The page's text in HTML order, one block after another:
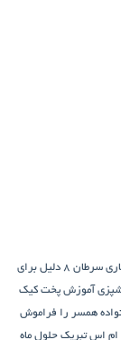
8 دلیل برای
آموزش پخت کیک
همسر را فراموش
اس تبریک حلول ماه